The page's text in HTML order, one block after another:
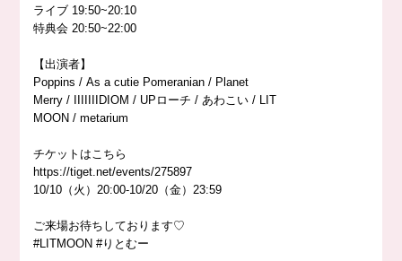
ライブ 19:50~20:10
特典会 20:50~22:00
【出演者】
Poppins / As a cutie Pomeranian / Planet
Merry / IIIIIIIDIOM / UPローチ / あわこい / LIT
MOON / metarium
チケットはこちら
https://tiget.net/events/275897
10/10（火）20:00-10/20（金）23:59
ご来場お待ちしております♡
#LITMOON #りとむー